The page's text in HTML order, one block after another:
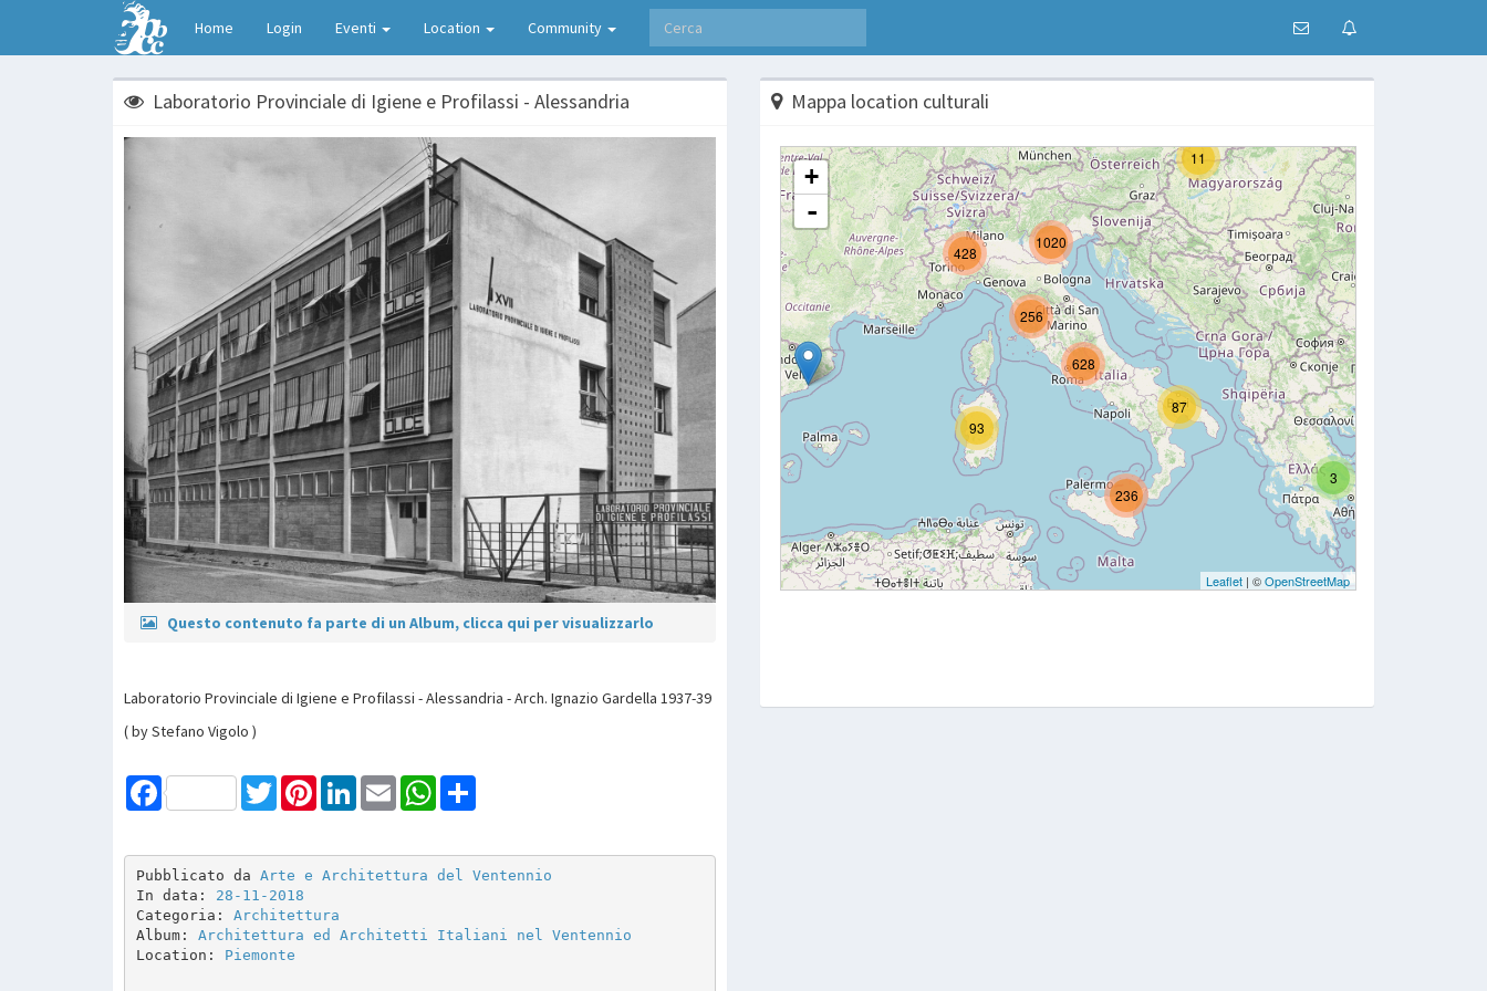
Home Login Eventi Location Community
Laboratorio Provinciale di Igiene e Profilassi - Alessandria
Questo contenuto fa parte di un Album, clicca qui per visualizzarlo
Laboratorio Provinciale di Igiene e Profilassi - Alessandria - Arch. Ignazio Gardella 1937-39
( by Stefano Vigolo )
Facebook TwitterPinterestLinkedInEmail WhatsApp
Pubblicato da Arte e Architettura del Ventennio
In data: 28-11-2018
Categoria: Architettura
Album: Architettura ed Architetti Italiani nel Ventennio
Location: Piemonte
Mappa location culturali